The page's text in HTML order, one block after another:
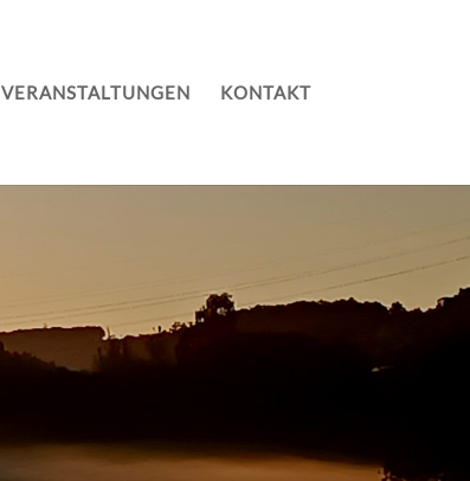
VERANSTALTUNGEN KONTAKT